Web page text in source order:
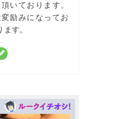
いております。
励みになってお
す。